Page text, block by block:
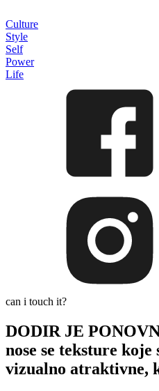
Culture
Style
Self
Power
Life
can i touch it?
DODIR JE
nose se teksture koje
vizualno atraktivne,